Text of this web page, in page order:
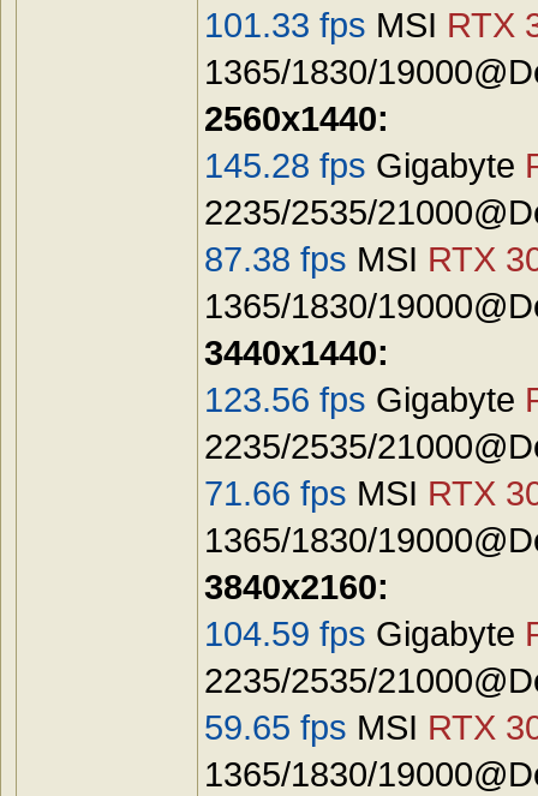
101.33 fps MSI RTX
1365/1830/
2560x1440:
145.28 fps Gigabyte
2235/2535/
87.38 fps MSI RTX
1365/1830/
3440x1440:
123.56 fps Gigabyte
2235/2535/
71.66 fps MSI RTX
1365/1830/
3840x2160:
104.59 fps Gigabyte
2235/2535/
59.65 fps MSI RTX
1365/1830/